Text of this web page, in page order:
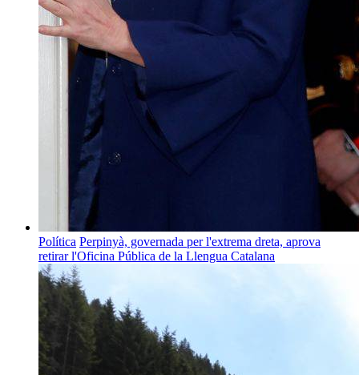
Política Perpinyà, governada per l'extrema dreta, aprova
retirar l'Oficina Pública de la Llengua Catalana